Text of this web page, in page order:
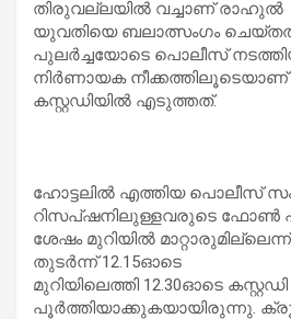
തിരുവല്ലയിൽ വച്ചാണ് രാഹുൽ
യുവതിയെ ബലാത്സംഗം
പുലർച്ചയോടെ പൊലീസ്
നിർണായക
കസ്റ്റഡിയിൽ എടുത്തത്.
ഹോട്ടലിൽ എത്തിയ പൊലീസ്
റിസപ്ഷനിലുള്ളവരുടെ ഫോൺ
ശേഷം മുറിയിൽ
തുടർന്ന് 12.15ഓടെ
മുറിയിലെത്തി 12.30ഓടെ
പൂർത്തിയാക്കുകയായിരുന്നു.